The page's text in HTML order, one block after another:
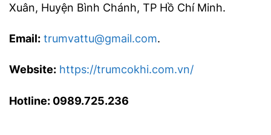
Xuân, Huyện Bình Chánh, TP Hồ Chí Minh.
Email: trumvattu@gmail.com.
Website: https://trumcokhi.com.vn/
Hotline: 0989.725.236